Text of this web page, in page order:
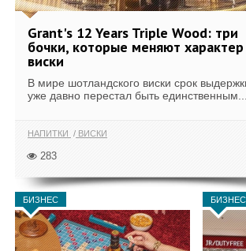
Grant's 12 Years Triple Wood: три
бочки, которые меняют характер
виски
В мире шотландского виски срок
уже давно перестал быть единственным...
НАПИТКИ ВИСКИ
283
БИЗНЕС БИЗНЕС